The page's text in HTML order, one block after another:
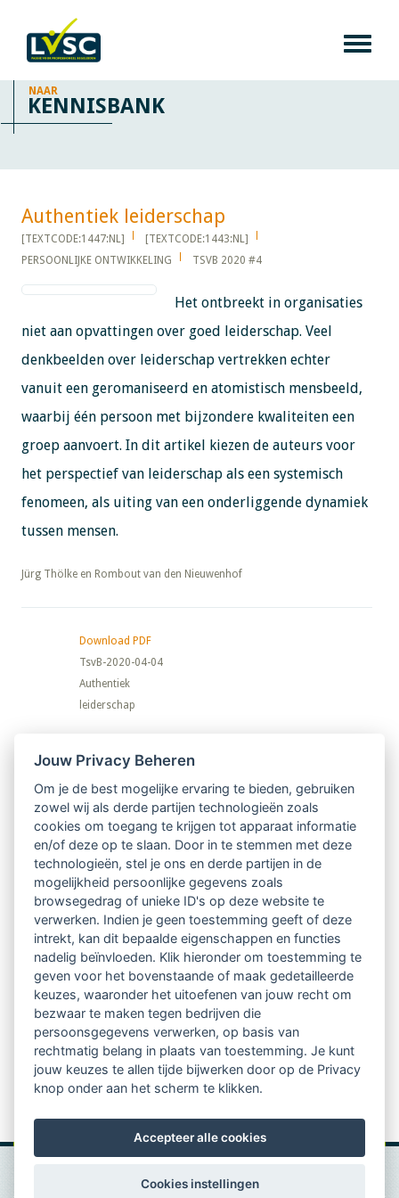
NAAR
KENNISBANK
Authentiek leiderschap​​​​​​
[TEXTCODE:1447:NL]
[TEXTCODE:1443:NL]
PERSOONLIJKE ONTWIKKELING
TSVB 2020 #4
Het ontbreekt in organisaties
niet aan opvattingen over goed leiderschap. Veel
denkbeelden over leiderschap vertrekken echter
vanuit een geromaniseerd en atomistisch mensbeeld,
waarbij één persoon met bijzondere kwaliteiten een
groep aanvoert. In dit artikel kiezen de auteurs voor
het perspectief van leiderschap als een systemisch
fenomeen, als uiting van een onderliggende dynamiek
tussen mensen.
​​​​​​​Jürg Thölke en Rombout van den Nieuwenhof
Download PDF
TsvB-2020-04-04
Authentiek
leiderschap
Nieuwsbrief
Ontvang 10 x per jaar de LVSC-
relatienieuwsbrief met o.a.:
vrij toegankelijke TsvB-artikelen
nieuws op het vlak van professioneel
begeleiden
informatie over LVSC-activiteiten
Aanmelden nieuwsbrief
Jouw Privacy Beheren
Om je de best mogelijke ervaring te bieden, gebruiken
zowel wij als derde partijen technologieën zoals
cookies om toegang te krijgen tot apparaat informatie
en/of deze op te slaan. Door in te stemmen met deze
technologieën, stel je ons en derde partijen in de
mogelijkheid persoonlijke gegevens zoals
browsegedrag of unieke ID's op deze website te
verwerken. Indien je geen toestemming geeft of deze
intrekt, kan dit bepaalde eigenschappen en functies
nadelig beïnvloeden. Klik hieronder om toestemming te
geven voor het bovenstaande of maak gedetailleerde
keuzes, waaronder het uitoefenen van jouw recht om
bezwaar te maken tegen bedrijven die
persoonsgegevens verwerken, op basis van
rechtmatig belang in plaats van toestemming. Je kunt
jouw keuzes te allen tijde bijwerken door op de Privacy
knop onder aan het scherm te klikken.
Accepteer alle cookies
Cookies instellingen